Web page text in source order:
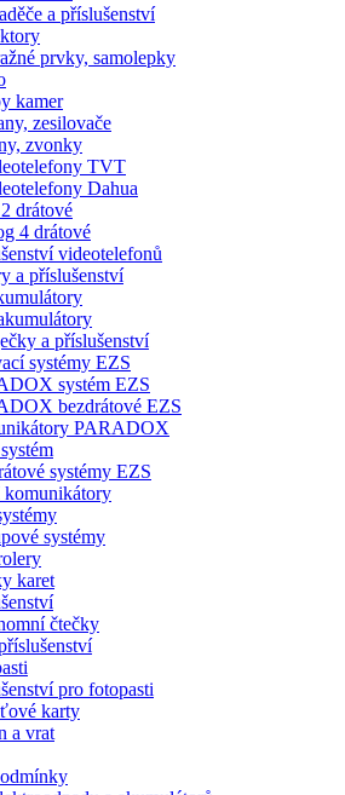
a příslušenství
prvky, samolepky
kamer
zesilovače
zvonky
TVT
Dahua
drátové
4 drátové
videotelefonů
a příslušenství
a příslušenství
systémy EZS
systém EZS
bezdrátové EZS
PARADOX
systémy EZS
systémy
karet
čtečky
pro fotopasti
karty
a vrat